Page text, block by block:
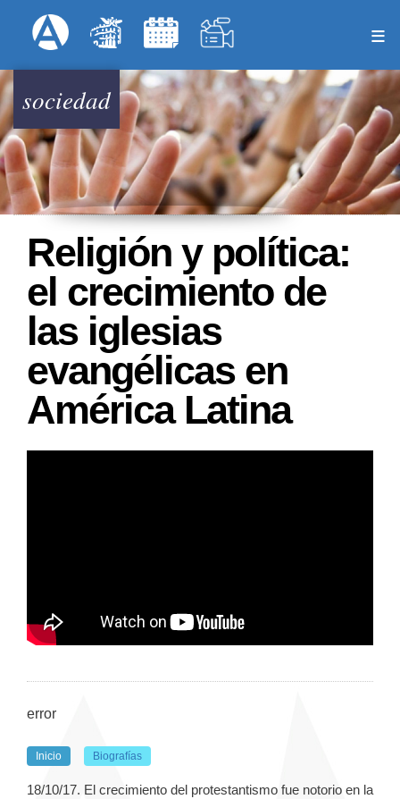
al
principal
Menú Superior
sociedad
Religión y política:
el crecimiento de
las iglesias
evangélicas en
América Latina
error
Inicio Biografías
18/10/17. El crecimiento del protestantismo fue notorio en la